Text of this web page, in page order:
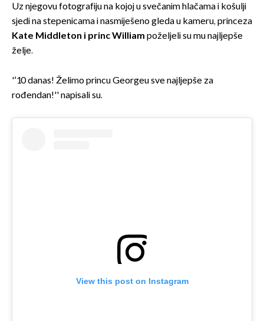
Uz njegovu fotografiju na kojoj u svečanim hlačama i košulji
sjedi na stepenicama i nasmiješeno gleda u kameru, princeza
Kate Middleton i princ William poželjeli su mu najljepše
želje.
'’10 danas! Želimo princu Georgeu sve najljepše za
rođendan!'' napisali su.
View this post on Instagram